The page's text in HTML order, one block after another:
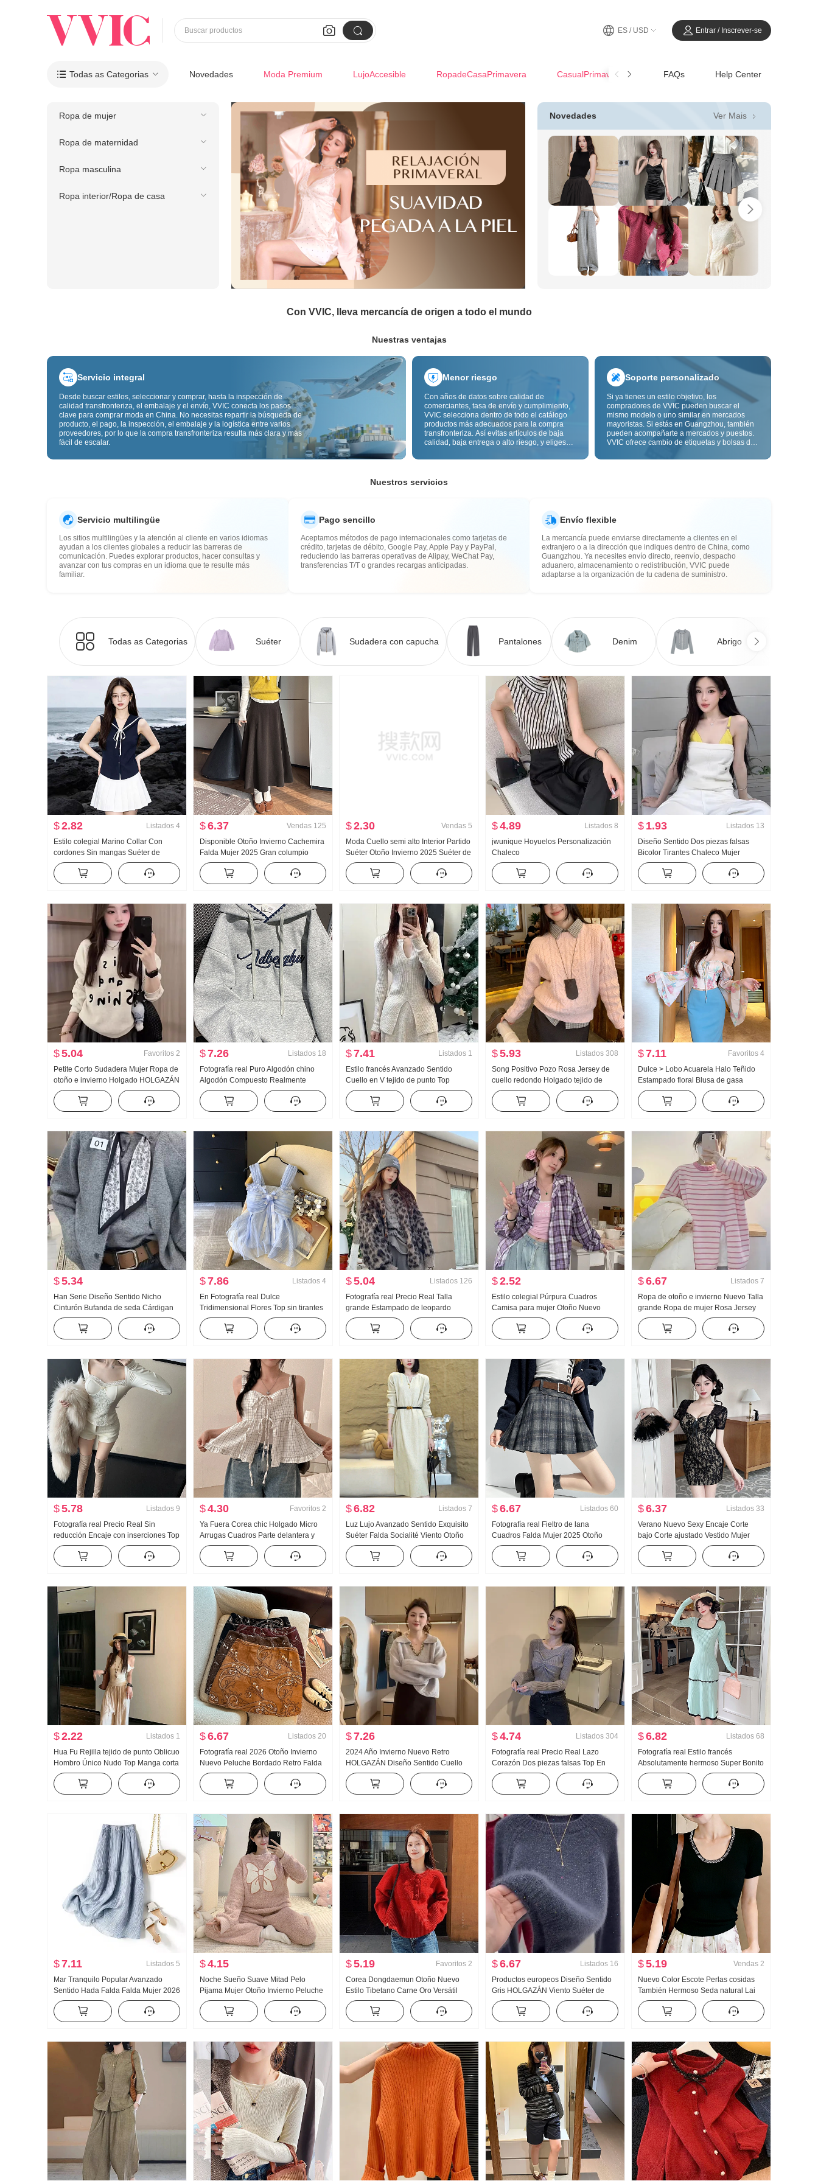
 
Buscar productos ES / USD Entrar / Inscrever-se
 Todas as Categorias Novedades Moda Premium LujoAccesible RopadeCasaPrimavera CasualPrimavera-Verano FAQs Help Center
Ropa de mujer
Ropa de maternidad
Ropa masculina
Ropa interior/Ropa de casa
Novedades Ver Mais 
Con VVIC, lleva mercancía de origen a todo el mundo
Nuestras ventajas
Servicio integral
Desde buscar estilos, seleccionar y comprar, hasta la inspección de
calidad transfronteriza, el embalaje y el envío, VVIC conecta los pasos
clave para comprar moda en China. No necesitas repartir la búsqueda de
producto, el pago, la inspección, el embalaje y la logística entre varios
proveedores, por lo que la compra transfronteriza resulta más clara y más
fácil de escalar.
Menor riesgo
Con años de datos sobre calidad de
comerciantes, tasa de envío y cumplimiento,
VVIC selecciona dentro de todo el catálogo
productos más adecuados para la compra
transfronteriza. Así evitas artículos de baja
calidad, baja entrega o alto riesgo, y eliges
calidad transfronteriza y las etiquetas de
aduana y posventa.
Soporte personalizado
Si ya tienes un estilo objetivo, los
compradores de VVIC pueden buscar el
mismo modelo o uno similar en mercados
mayoristas. Si estás en Guangzhou, también
pueden acompañarte a mercados y puestos.
VVIC ofrece cambio de etiquetas y bolsas de
imagen o muestra, para que tu compra sea
Nuestros servicios
Servicio multilingüe
Los sitios multilingües y la atención al cliente en varios idiomas
ayudan a los clientes globales a reducir las barreras de
comunicación. Puedes explorar productos, hacer consultas y
avanzar con tus compras en un idioma que te resulte más
familiar.
Pago sencillo
Aceptamos métodos de pago internacionales como tarjetas de
crédito, tarjetas de débito, Google Pay, Apple Pay y PayPal,
reduciendo las barreras operativas de Alipay, WeChat Pay,
transferencias T/T o grandes recargas anticipadas.
Envío flexible
La mercancía puede enviarse directamente a clientes en el
extranjero o a la dirección que indiques dentro de China, como
Guangzhou. Ya necesites envío directo, reenvío, despacho
aduanero, almacenamiento o redistribución, VVIC puede
adaptarse a la organización de tu cadena de suministro.
Todas as Categorias Suéter Sudadera con capucha Pantalones Denim Abrigo
$2.82 Listados 4
Estilo colegial Marino Collar Con
cordones Sin mangas Suéter de
punto Mujer
$6.37 Vendas 125
Disponible Otoño Invierno Cachemira
Falda Mujer 2025 Gran columpio
Fieltro de lana Talle alto Falda de
longitud media Falda de línea A
Cubierta ... Paño grueso Falda larga
$2.30 Vendas 5
Moda Cuello semi alto Interior Partido
Suéter Otoño Invierno 2025 Suéter de
punto Manga abullonada Suéter de
punto Mediano Collar Base
Acolchado Top
$4.89 Listados 8
jwunique Hoyuelos Personalización
Chaleco
$ 1.93 Listados 13
Diseño Sentido Dos piezas falsas
Bicolor Tirantes Chaleco Mujer
Primavera-Verano Nuevo Puro Deseo
Chica atrevida Sexy Ajustado Sin
mangas Top
$5.04 Favoritos 2
Petite Corto Sudadera Mujer Ropa de
otoño e invierno Holgado HOLGAZÁN
Viento Manga Larga CUELLO
REDONDO Top
$7.26 Listados 18
Fotografía real Puro Algodón chino
Algodón Compuesto Realmente
Super Forrado Otoño Invierno Nuevo
Bordado Holgado Con capucha Estilo
coreano Top Ropa de mujer
$7.41 Listados 1
Estilo francés Avanzado Sentido
Cuello en V tejido de punto Top
Adelgazante Mono Conjunto de falda
Han Serie
$5.93 Listados 308
Song Positivo Pozo Rosa Jersey de
cuello redondo Holgado tejido de
punto Suéter grueso Invierno Mujer
Nuevo HOLGAZÁN Avanzado Sentido
Para uso exterior Top
$7.11 Favoritos 4
Dulce > Lobo Acuarela Halo Teñido
Estampado floral Blusa de gasa
Cuadrado Mujer Collar Diseño
Sentido Adelgazante Lucha Toma
Camisa pequeña Top
$5.34
Han Serie Diseño Sentido Nicho
Cinturón Bufanda de seda Cárdigan
Nuevo Retro Avanzado Sentido Estilo
Reducción de edad Suéter Conjunto
de dos piezas
$7.86 Listados 4
En Fotografía real Dulce
Tridimensional Flores Top sin tirantes
Camisola para mujer 2026 Volante
Entallado Adelgazante Falda Top
$5.04 Listados 126
Fotografía real Precio Real Talla
grande Estampado de leopardo
Otoño Invierno Calor tejido de punto
Cárdigan HOLGAZÁN Viento Suéter
Camiseta Interior Camiseta Mujer
$2.52
Estilo colegial Púrpura Cuadros
Camisa para mujer Otoño Nuevo
Diseño Sentido Nicho Holgado
Casual Versátil Manga Larga Top
$6.67 Listados 7
Ropa de otoño e invierno Nuevo Talla
grande Ropa de mujer Rosa Jersey
de mujer Suave Glutinoso
HOLGAZÁN Viento Avanzado Sentido
Diseño Sentido Rayas Suéter de
$5.78 Listados 9
Fotografía real Precio Real Sin
reducción Encaje con inserciones Top
sin tirantes Forrado Camiseta Interior
Interior Partido Fieltro de lana Versátil
Pantalones de montar
$4.30 Favoritos 2
Ya Fuera Corea chic Holgado Micro
Arrugas Cuadros Parte delantera y
trasera Dos Ropa Tirantes Con
cordones Volante Chaleco para mujer
$6.82 Listados 7
Luz Lujo Avanzado Sentido Exquisito
Suéter Falda Socialité Viento Otoño
Invierno Nuevo Estilo Manga larga
tejida Lana Vestido Mujer
$6.67 Listados 60
Fotografía real Fieltro de lana
Cuadros Falda Mujer 2025 Otoño
Invierno Nuevo Falda plisada Petite
Antivuelco Una palabra Corto Falda
$6.37 Listados 33
Verano Nuevo Sexy Encaje Corte
bajo Corte ajustado Vestido Mujer
Puro Deseo Viento Chica atrevida
Ajustado Adelgazante Corte ajustado
Corto Falda
$2.22 Listados 1
Hua Fu Rejilla tejido de punto Oblicuo
Hombro Único Nudo Top Manga corta
Verano Avanzado Sentido Bonito
Ajustado Camiseta Mujer
$6.67 Listados 20
Fotografía real 2026 Otoño Invierno
Nuevo Peluche Bordado Retro Falda
Pei Li S Bordado Minifalda Mujer
Cinturón Seguridad Pantalones
$7.26
2024 Año Invierno Nuevo Retro
HOLGAZÁN Diseño Sentido Cuello
en V Jersey de mujer Estilo Moda
$4.74 Listados 304
Fotografía real Precio Real Lazo
Corazón Dos piezas falsas Top En
línea Venta Chica > Bombeo Plisado
Suéter de punto
$6.82 Listados 68
Fotografía real Estilo francés
Absolutamente hermoso Super Bonito
> Cuadrado Collar tejido de punto
Vestido Mujer Otoño Invierno Interior
Partido Entallado Adelgazante Suéter
$7.11 Listados 5
Mar Tranquilo Popular Avanzado
Sentido Hada Falda Falda Mujer 2026
Verano Nuevo Talle alto Estilo Una
palabra Falda
$4.15
Noche Sueño Suave Mitad Pelo
Pijama Mujer Otoño Invierno Peluche
largo Holgado Estilo coreano Popular
Ropa de casa Conjunto
$5.19 Favoritos 2
Corea Dongdaemun Otoño Nuevo
Estilo Tibetano Carne Oro Versátil
Han Serie HOLGAZÁN Pantalla
Blanco Adelgazante Diseño Sentido
Suéter
$6.67 Listados 16
Productos europeos Diseño Sentido
Gris HOLGAZÁN Viento Suéter de
punto Ropa de mujer 2025 Otoño e
invierno Avanzado Sentido Casual
Versátil Top
$5.19 Vendas 2
Nuevo Color Escote Perlas cosidas
También Hermoso Seda natural Lai
Competencia Er CUELLO REDONDO
tejido de punto Camiseta Mujer
Grande u Collar Suéter de punto Top